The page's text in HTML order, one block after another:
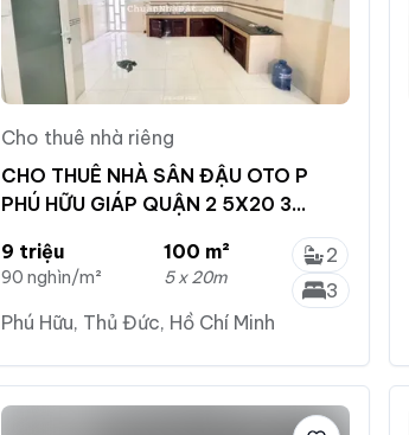
Cho thuê nhà riêng
CHO THUÊ NHÀ SÂN ĐẬU OTO P
PHÚ HỮU GIÁP QUẬN 2 5X20 3
9 triệu
90 nghìn/m²
100 m²
5 x 20m
2
3
Phú Hữu, Thủ Đức, Hồ Chí Minh